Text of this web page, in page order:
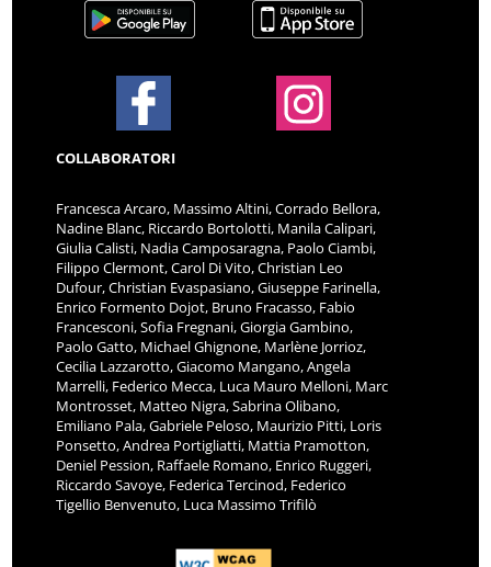
COLLABORATORI
Francesca Arcaro, Massimo Altini, Corrado Bellora,
Nadine Blanc, Riccardo Bortolotti, Manila Calipari,
Giulia Calisti, Nadia Camposaragna, Paolo Ciambi,
Filippo Clermont, Carol Di Vito, Christian Leo
Dufour, Christian Evaspasiano, Giuseppe Farinella,
Enrico Formento Dojot, Bruno Fracasso, Fabio
Francesconi, Sofia Fregnani, Giorgia Gambino,
Paolo Gatto, Michael Ghignone, Marlène Jorrioz,
Cecilia Lazzarotto, Giacomo Mangano, Angela
Marrelli, Federico Mecca, Luca Mauro Melloni, Marc
Montrosset, Matteo Nigra, Sabrina Olibano,
Emiliano Pala, Gabriele Peloso, Maurizio Pitti, Loris
Ponsetto, Andrea Portigliatti, Mattia Pramotton,
Deniel Pession, Raffaele Romano, Enrico Ruggeri,
Riccardo Savoye, Federica Tercinod, Federico
Tigellio Benvenuto, Luca Massimo Trifilò